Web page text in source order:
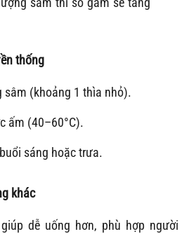
thống
sâm (khoảng 1 thìa nhỏ).
ấm (40–60°C).
sáng hoặc trưa.
khác
dễ uống hơn, phù hợp người